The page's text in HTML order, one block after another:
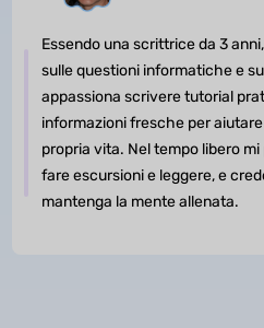
Essendo una scrittrice da 3
sulle questioni informatiche e
appassiona scrivere tutorial
informazioni fresche per
propria vita. Nel tempo libero
fare escursioni e leggere, e
mantenga la mente allenata.